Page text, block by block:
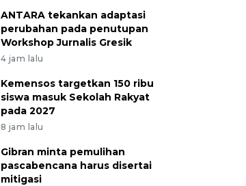
ANTARA tekankan adaptasi
perubahan pada penutupan
Workshop Jurnalis Gresik
4 jam lalu
Kemensos targetkan 150 ribu
siswa masuk Sekolah Rakyat
pada 2027
8 jam lalu
Gibran minta pemulihan
pascabencana harus disertai
mitigasi